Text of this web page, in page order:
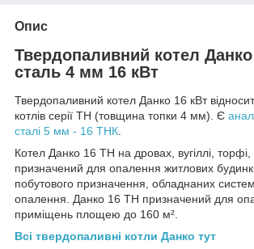
Опис
Твердопаливний котел
сталь 4 мм 16 кВт
Твердопаливний котел Данко 16 кВт
котлів серії ТН (товщина топки 4 мм). Є
сталі 5 мм - 16 ТНК.
Котел Данко 16 ТН на дровах, вугіллі, торфі,
призначений для опалення житлових
побутового призначення, обладнаних
опалення. Данко 16 ТН призначений для
приміщень площею до 160 м².
Всі твердопаливні котли Данко тут